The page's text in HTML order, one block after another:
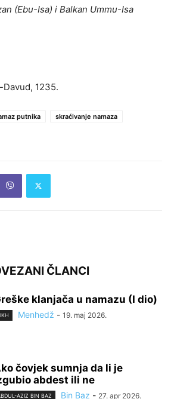
(Ebu-Isa) i Balkan Ummu-Isa
1235.
putnika
skraćivanje namaza
ČLANCI
klanjača u namazu (I dio)
Menhedž - 19. maj 2026.
čovjek sumnja da li je
abdest ili ne
AZIZ BIN BAZ Bin Baz - 27. apr 2026.